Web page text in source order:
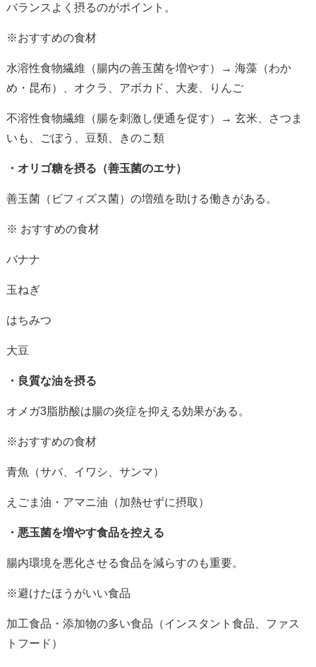
バランスよく摂るのがポイント。
※おすすめの食材
水溶性食物繊維（腸内の善玉菌を増やす）→ 海藻（わか
め・昆布）、オクラ、アボカド、大麦、りんご
不溶性食物繊維（腸を刺激し便通を促す）→ 玄米、さつま
いも、ごぼう、豆類、きのこ類
・オリゴ糖を摂る（善玉菌のエサ）
善玉菌（ビフィズス菌）の増殖を助ける働きがある。
※ おすすめの食材
バナナ
玉ねぎ
はちみつ
大豆
・良質な油を摂る
オメガ3脂肪酸は腸の炎症を抑える効果がある。
※おすすめの食材
青魚（サバ、イワシ、サンマ）
えごま油・アマニ油（加熱せずに摂取）
・悪玉菌を増やす食品を控える
腸内環境を悪化させる食品を減らすのも重要。
※避けたほうがいい食品
加工食品・添加物の多い食品（インスタント食品、ファス
トフード）